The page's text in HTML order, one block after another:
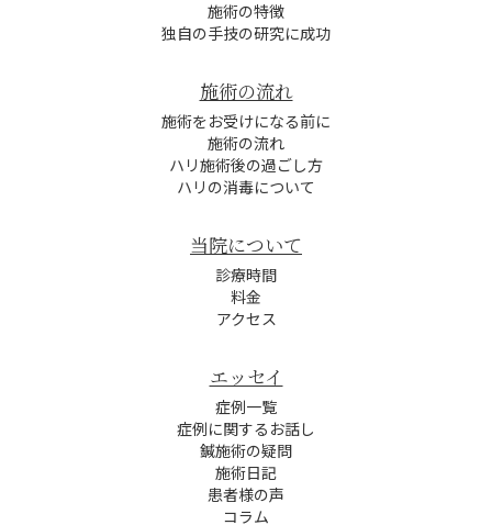
施術の特徴
独自の手技の研究に成功
施術の流れ
施術をお受けになる前に
施術の流れ
ハリ施術後の過ごし方
ハリの消毒について
当院について
診療時間
料金
アクセス
エッセイ
症例一覧
症例に関するお話し
鍼施術の疑問
施術日記
患者様の声
コラム